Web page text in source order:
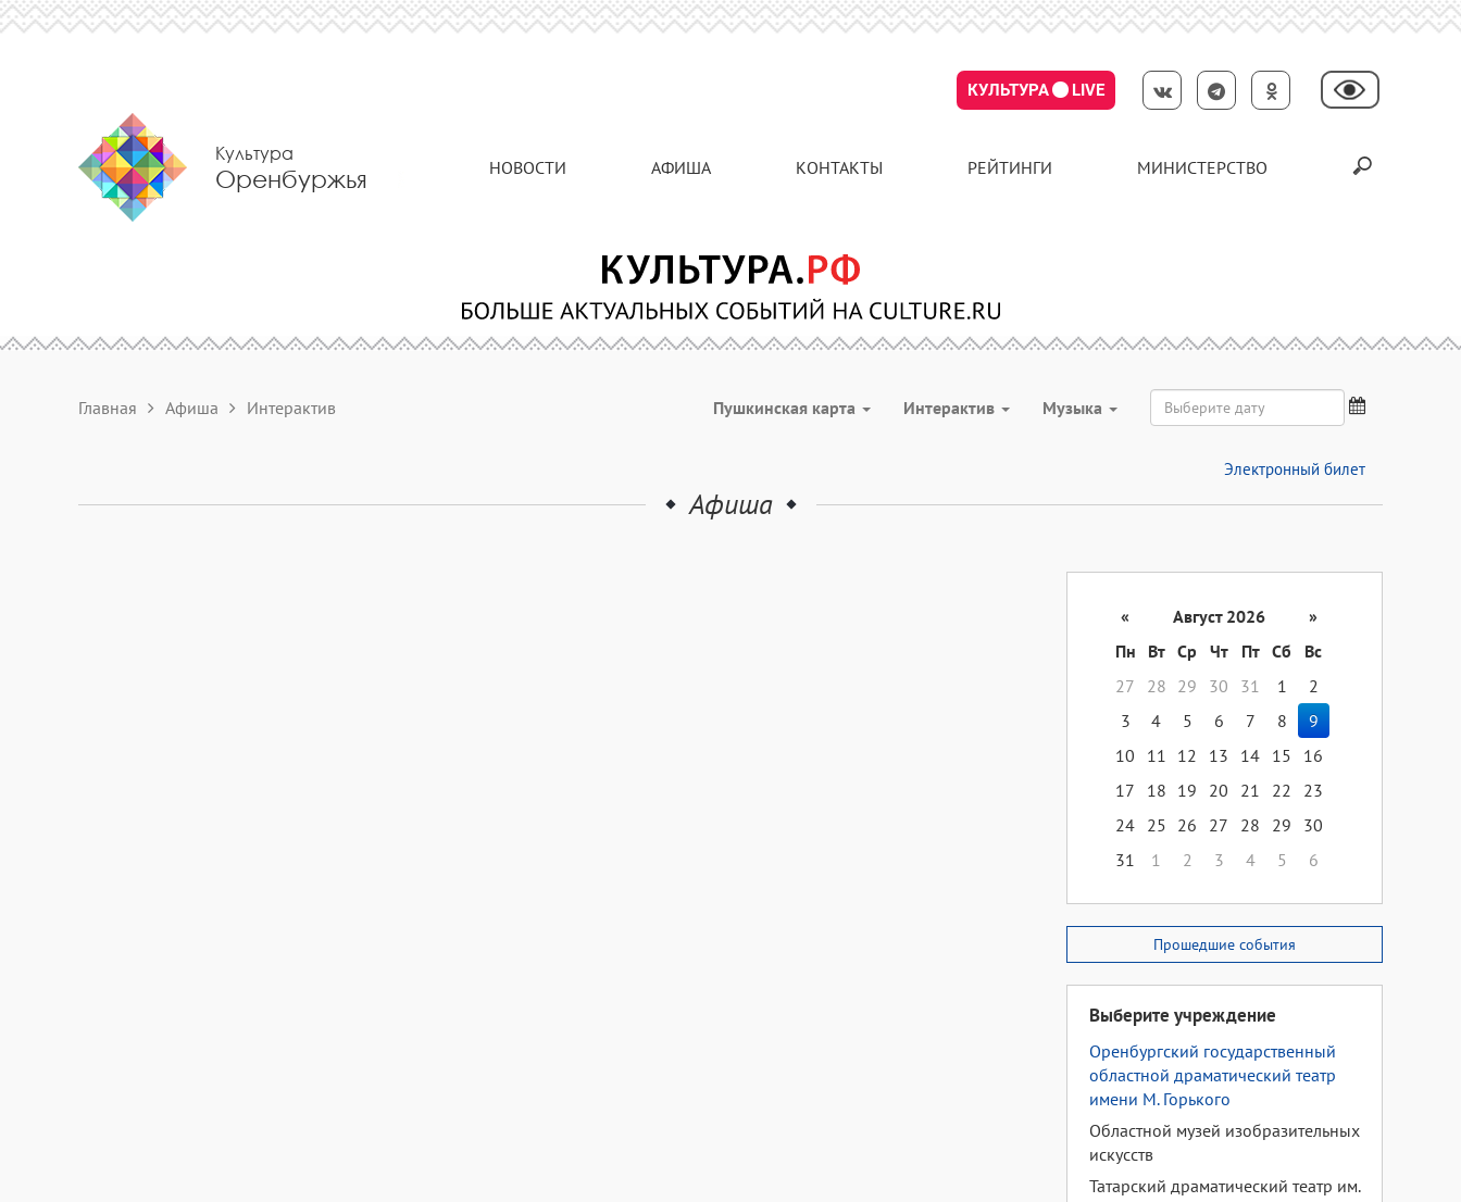
КУЛЬТУРА LIVE
Культура
Оренбуржья НОВОСТИ АФИША КОНТАКТЫ РЕЙТИНГИ МИНИСТЕРСТВО
Главная Афиша Интерактив Пушкинская карта Интерактив Музыка
Электронный билет
Афиша
« Август 2026
»
Пн
Вт Ср Чт Пт Сб
Вс
27
28 29 30 31 1
2
3
4 5 6 7 8
9
10
11 12 13 14 15
16
17
18 19 20 21 22
23
24 25 26 27 28 29
30
31
1 2 3 4 5 6
Прошедшие события
Выберите учреждение
Оренбургский государственный
областной драматический театр
имени М. Горького
Областной музей изобразительных
искусств
Татарский драматический театр им.